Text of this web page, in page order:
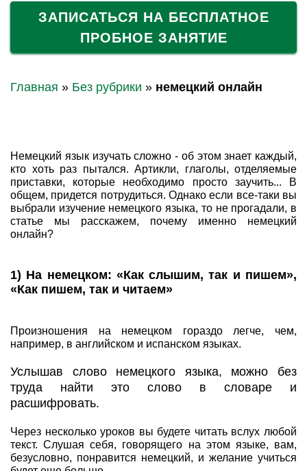
ЗАПИСАТЬСЯ НА БЕСПЛАТНОЕ
ПРОБНОЕ ЗАНЯТИЕ
Главная » Без рубрики » немецкий онлайн
Немецкий язык изучать сложно - об этом знает каждый,
кто хоть раз пытался. Артикли, глаголы, отделяемые
приставки, которые необходимо просто заучить... В
общем, придется потрудиться. Однако если все-таки вы
выбрали изучение немецкого языка, то не прогадали, в
статье мы расскажем, почему именно немецкий
онлайн?
1) На немецком: «Как слышим, так и пишем»,
«Как пишем, так и читаем»
Произношения на немецком гораздо легче, чем,
например, в английском и испанском языках.
Услышав слово немецкого языка, можно без
труда найти это слово в словаре и
расшифровать.
Через несколько уроков вы будете читать вслух любой
текст. Слушая себя, говорящего на этом языке, вам,
безусловно, понравится немецкий, и желание учиться